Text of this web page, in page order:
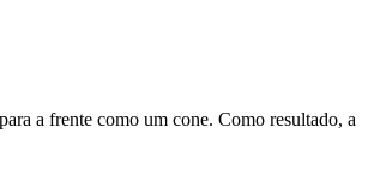
a frente como um cone. Como resultado, a